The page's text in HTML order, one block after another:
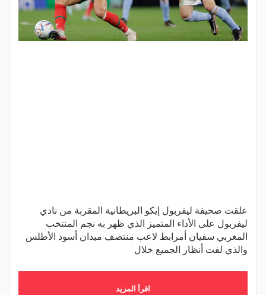
علقت صحيفة ليفربول إيكو البريطانية المقربة من نادي
ليفربول على الأداء المتميز الذي ظهر به نجم المنتخب
المغربي سفيان أمرابط لاعب منتصف ميدان أسود الأطلس
والذي لفت أنظار الجميع خلال
اقرأ المزيد